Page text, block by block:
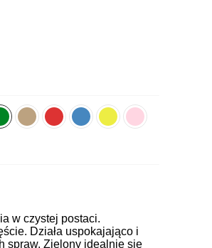
w czystej postaci.
Działa uspokajająco i
spraw. Zielony idealnie się